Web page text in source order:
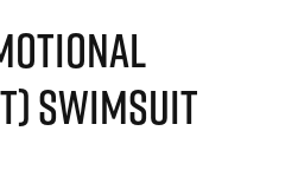
SWIMSUIT